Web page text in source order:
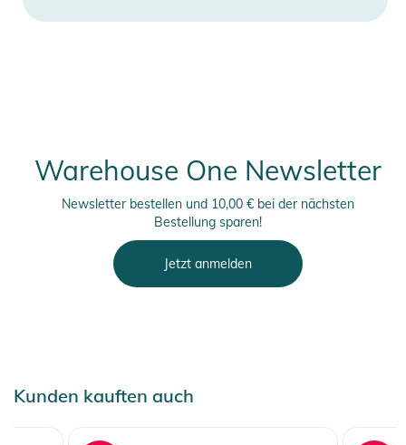
Warehouse One Newsletter
Newsletter bestellen und 10,00 € bei der nächsten
Bestellung sparen!
Jetzt anmelden
Kunden kauften auch